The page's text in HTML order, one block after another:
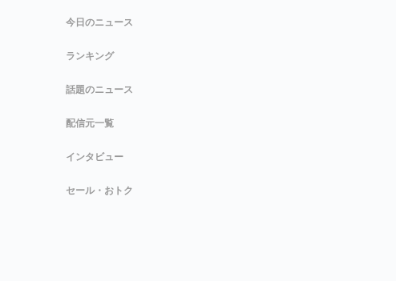
今日のニュース
ランキング
話題のニュース
配信元一覧
インタビュー
セール・おトク